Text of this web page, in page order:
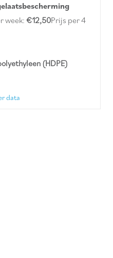
week: €12,50Prijs per 4
(HDPE)
data